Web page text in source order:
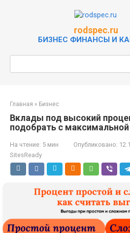
rodspec.ru
БИЗНЕС ФИНАНСЫ И
Главная » Бизнес
Вклады под высокий
подобрать с
На чтение: 5 мин Опубликовано:
SitesReady